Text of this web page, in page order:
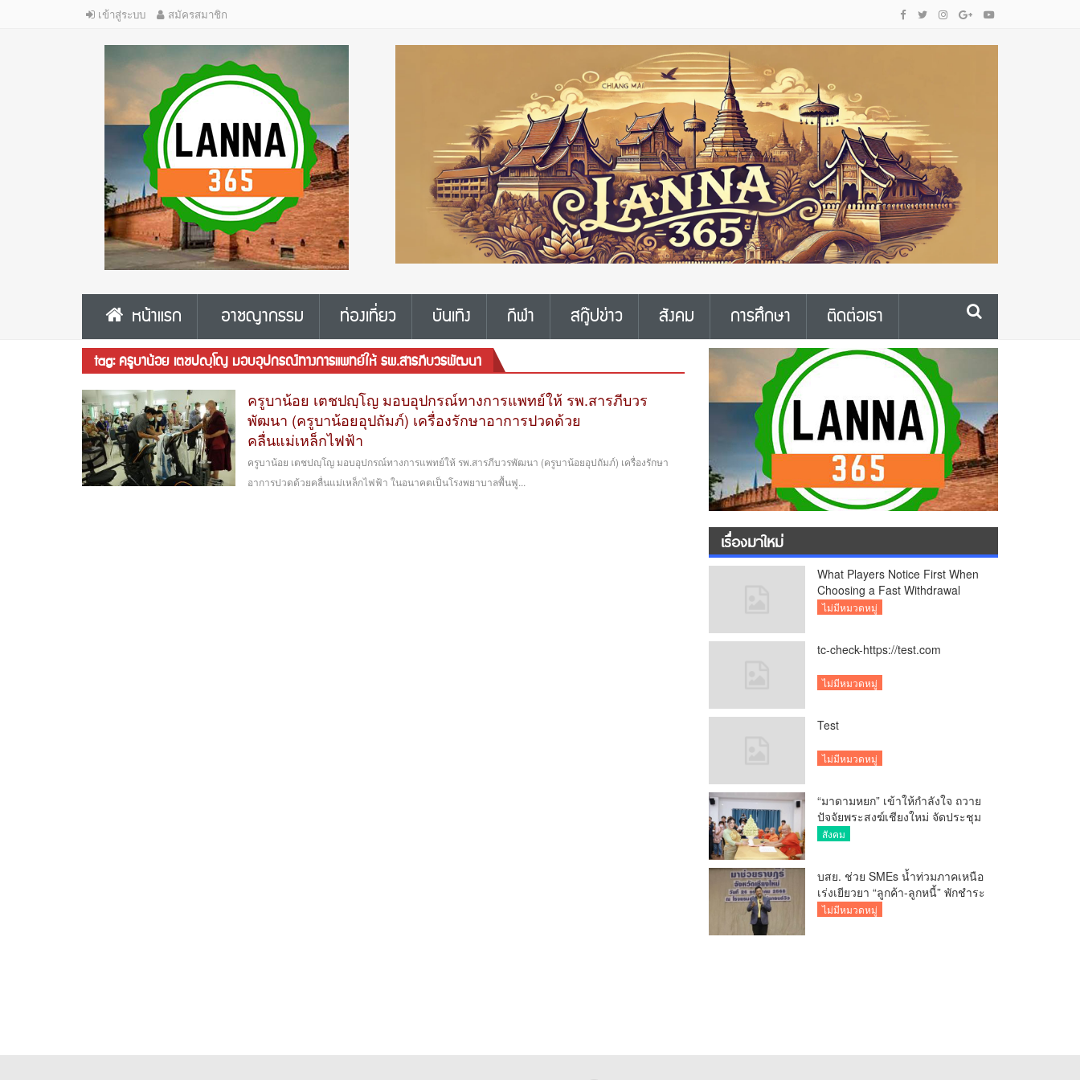
เข้าสู่ระบบ สมัครสมาชิก
หน้าแรก อาชญากรรม ท่องเที่ยว บันเทิง กีฬา สกู๊ปข่าว สังคม การศึกษา ติดต่อเรา
tag: ครูบาน้อย เตชปญฺโญ มอบอุปกรณ์ทางการแพทย์ให้ รพ.สารภีบวรพัฒนา
ครูบาน้อย เตชปญฺโญ มอบอุปกรณ์ทางการแพทย์ให้ รพ.สารภีบวร
พัฒนา (ครูบาน้อยอุปถัมภ์) เครื่องรักษาอาการปวดด้วย
คลื่นแม่เหล็กไฟฟ้า
ครูบาน้อย เตชปญฺโญ มอบอุปกรณ์ทางการแพทย์ให้ รพ.สารภีบวรพัฒนา (ครูบาน้อยอุปถัมภ์) เครื่องรักษา
อาการปวดด้วยคลื่นแม่เหล็กไฟฟ้า ในอนาคตเป็นโรงพยาบาลพื้นฟู...
เรื่องมาใหม่
What Players Notice First When
Choosing a Fast Withdrawal
Casino UK
ไม่มีหมวดหมู่
tc-check-https://test.com
ไม่มีหมวดหมู่
Test
ไม่มีหมวดหมู่
“มาดามหยก” เข้าให้กำลังใจ ถวาย
ปัจจัยพระสงฆ์เชียงใหม่ จัดประชุม
ทำบัญชีรายรับรายจ่ายของวัด กว่า
สังคม
บสย. ช่วย SMEs น้ำท่วมภาคเหนือ
เร่งเยียวยา “ลูกค้า-ลูกหนี้” พักชำระ
ค่าธรรมเนียม-ค่างวด
ไม่มีหมวดหมู่